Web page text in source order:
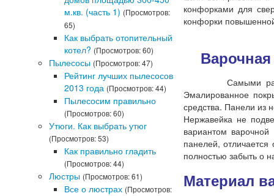
м.кв. (часть 1) (Просмотров:
65)
Как выбрать отопительный
котел? (Просмотров: 60)
Пылесосы (Просмотров: 47)
Рейтинг лучших пылесосов
2013 года (Просмотров: 44)
Пылесосим правильно
(Просмотров: 60)
Утюги. Как выбрать утюг
(Просмотров: 53)
Как правильно гладить
(Просмотров: 44)
Люстры (Просмотров: 61)
Все о люстрах (Просмотров:
конфорками для
конфорки
Варочная
Самыми
Эмалированное
средства. Панели из
Нержавейка не
вариантом варочной
панелей,
полностью забыть о
Материал